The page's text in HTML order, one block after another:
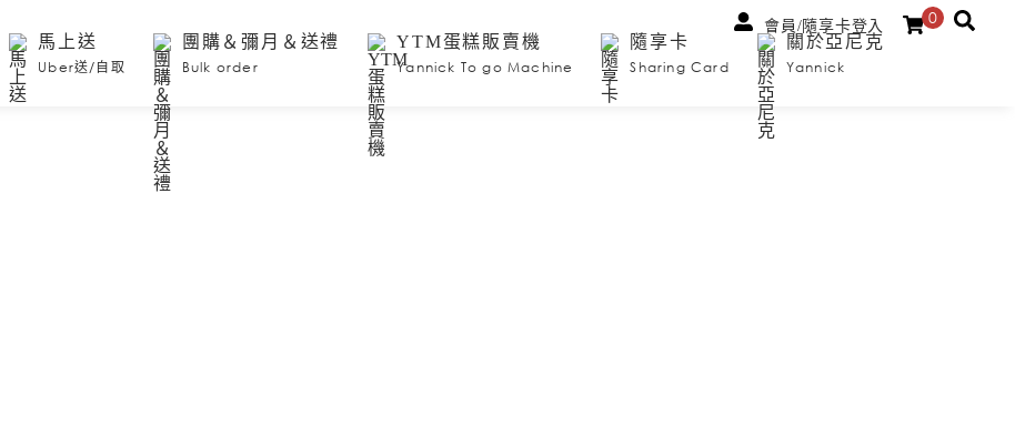
馬上送
Uber送/自取
團購＆彌月＆送禮
Bulk order
YTM蛋糕販賣機
Yannick To go Machine
隨享卡
Sharing Card
關於亞尼克
Yannick
會員/隨享卡登入 0